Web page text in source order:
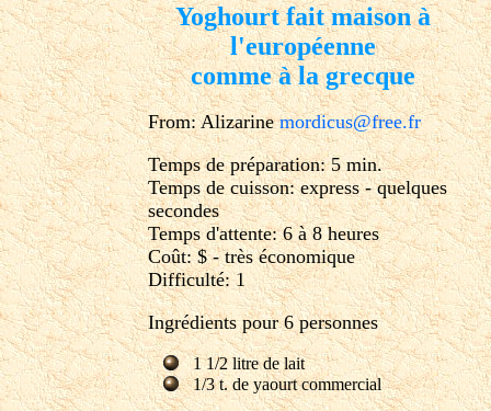
Yoghourt fait maison à
l'européenne
comme à la grecque
From: Alizarinemordicus@free.fr
Temps de préparation: 5 min.
Temps de cuisson: express - quelques
secondes
Temps d'attente: 6 à 8 heures
Coût: $ - très économique
Difficulté: 1
Ingrédients pour 6 personnes
1 1/2 litre de lait
1/3 t. de yaourt commercial